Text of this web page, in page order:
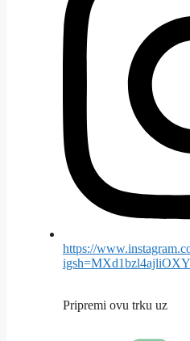
https://
Pripremi ovu trku uz